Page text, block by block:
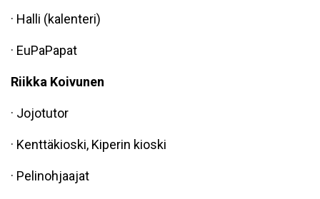
· Halli (kalenteri)
· EuPaPapat
Riikka Koivunen
· Jojotutor
· Kenttäkioski, Kiperin kioski
· Pelinohjaajat